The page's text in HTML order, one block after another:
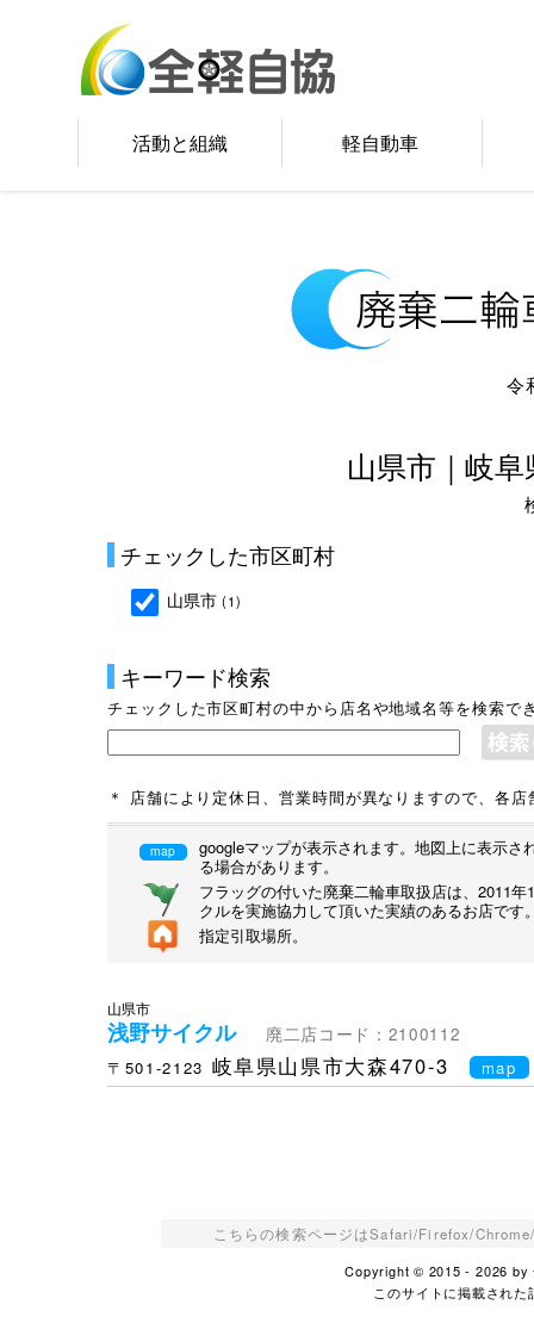
活動と組織 軽自動車
令
山県市｜岐
チェックした市区町村
山県市 (1)
キーワード検索
チェックした市区町村の中から店名や地域名等を検索で
＊ 店舗により定休日、営業時間が異なりますので、各
map
googleマップが表示されます。地図上に表示
る場合があります。
フラッグの付いた廃棄二輪車取扱店は、2011
クルを実施協力して頂いた実績のあるお店です
指定引取場所。
山県市
浅野サイクル
廃二店コード：2100112
〒501-2123 岐阜県山県市大森470-3 map
こちらの検索ページはSafari/Firefox/
Copyright © 2015 - 2026 by
このサイトに掲載され